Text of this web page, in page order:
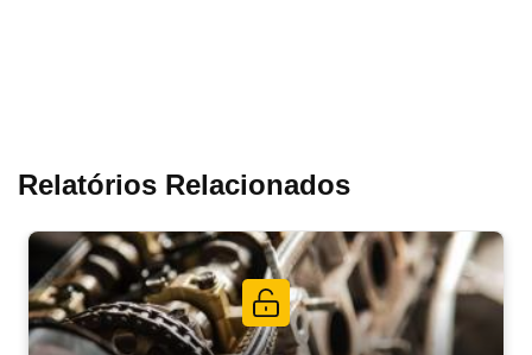
Relatórios Relacionados